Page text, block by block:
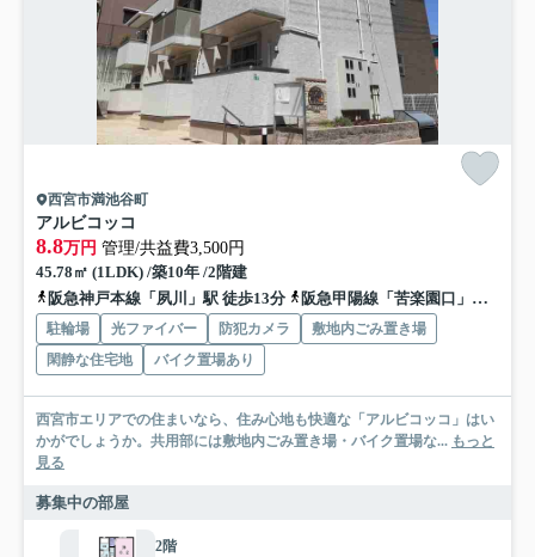
西宮市満池谷町
アルビコッコ
8.8万円 管理/共益費3,500円
45.78㎡ (1LDK) /築10年 /2階建
阪急神戸本線「夙川」駅 徒歩13分
阪急甲陽線「苦楽園口」駅 徒歩13分
駐輪場 光ファイバー 防犯カメラ
敷地内ごみ置き場
閑静な住宅地
バイク置場あり
西宮市エリアでの住まいなら、住み心地も快適な「アルビコッコ」はい
かがでしょうか。共用部には敷地内ごみ置き場・バイク置場な... もっと
見る
募集中の部屋
2階